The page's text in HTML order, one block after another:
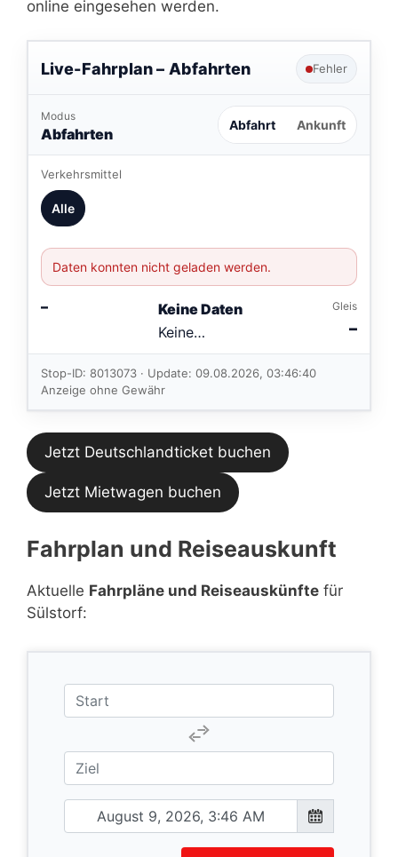
online eingesehen werden.
Live-Fahrplan – Abfahrten Fehler
Modus
Abfahrten Abfahrt Ankunft
Verkehrsmittel
Alle
Daten konnten nicht geladen werden.
–
Keine Daten
Keine
Verbindungen
im aktuellen
Feed.
Gleis
–
Stop-ID: 8013073 · Update: 09.08.2026, 03:46:40
Anzeige ohne Gewähr
Jetzt Deutschlandticket buchen
Jetzt Mietwagen buchen
Fahrplan und Reiseauskunft
Aktuelle Fahrpläne und Reiseauskünfte für
Sülstorf: